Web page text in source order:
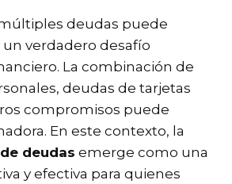
deudas puede
verdadero desafío
La combinación de
deudas de tarjetas
compromisos puede
En este contexto, la
deudas emerge como una
y efectiva para quienes